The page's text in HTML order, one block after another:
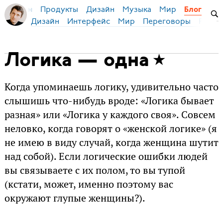
Бирман Продукты Дизайн Музыка Мир Блог
Дизайн Интерфейс Мир Переговоры
Логика — одна
Когда упоминаешь логику, удивительно часто
слышишь что-нибудь вроде: «Логика бывает
разная» или «Логика у каждого своя». Совсем
неловко, когда говорят о «женской логике» (я
не имею в виду случай, когда женщина шутит
над собой). Если логические ошибки людей
вы связываете с их полом, то вы тупой
(кстати, может, именно поэтому вас
окружают глупые женщины?).